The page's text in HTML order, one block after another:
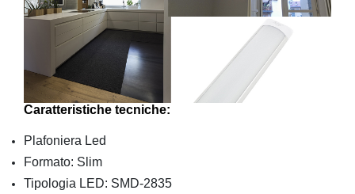
Caratteristiche tecniche:
Plafoniera Led
Formato: Slim
Tipologia LED: SMD-2835